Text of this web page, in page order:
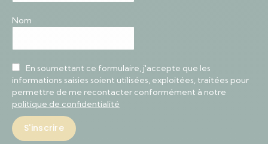
Nom
En soumettant ce formulaire, j'accepte que les
informations saisies soient utilisées, exploitées, traitées pour
permettre de me recontacter conformément à notre
politique de confidentialité